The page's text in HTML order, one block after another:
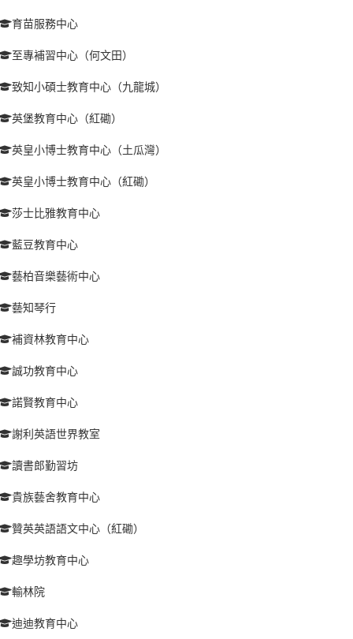
育苗服務中心
至專補習中心（何文田）
致知小碩士教育中心（九龍城）
英堡教育中心（紅磡）
英皇小博士教育中心（土瓜灣）
英皇小博士教育中心（紅磡）
莎士比雅教育中心
藍豆教育中心
藝柏音樂藝術中心
藝知琴行
補資林教育中心
誠功教育中心
諾賢教育中心
謝利英語世界教室
讀書郎勤習坊
貴族藝舍教育中心
贊英英語語文中心（紅磡）
趣學坊教育中心
輸林院
迪迪教育中心